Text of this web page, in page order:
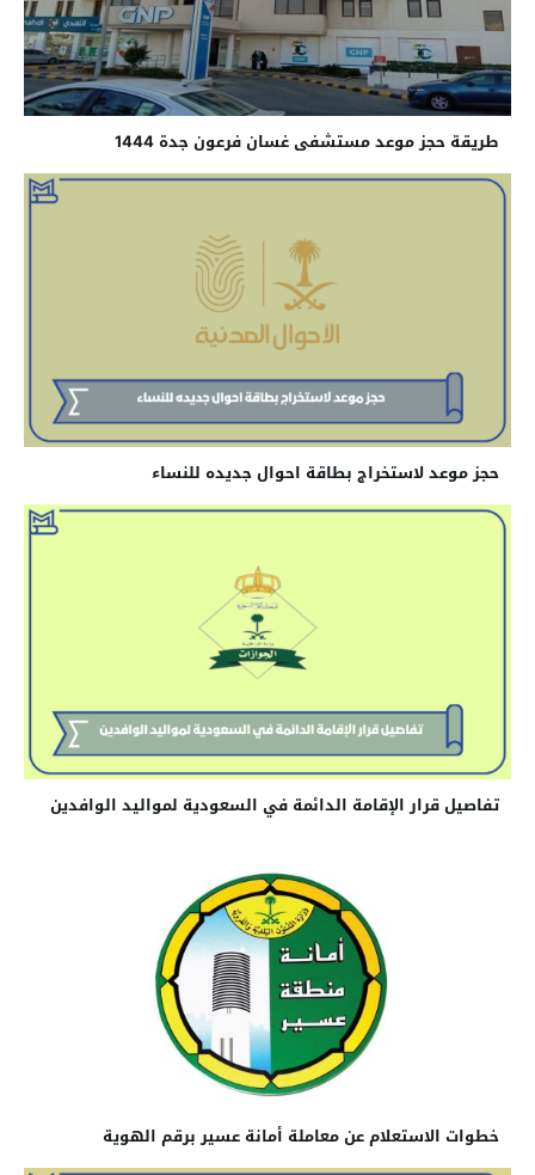
طريقة حجز موعد مستشفى غسان فرعون جدة 1444
حجز موعد لاستخراج بطاقة احوال جديده للنساء
تفاصيل قرار الإقامة الدائمة في السعودية لمواليد الوافدين
خطوات الاستعلام عن معاملة أمانة عسير برقم الهوية